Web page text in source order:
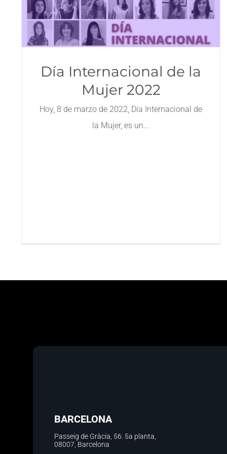
Día Internacional de la
Mujer 2022
Hoy, 8 de marzo de 2022, Día Internacional de
la Mujer, es un
BARCELONA
Passeig de Gràcia, 56. 5a planta
08007, Barcelona